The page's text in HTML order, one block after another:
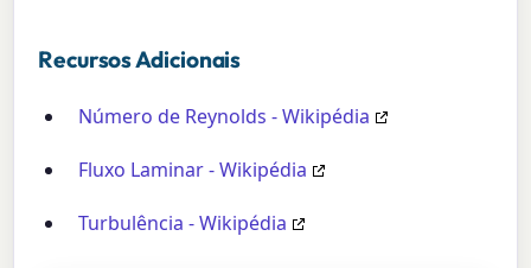
Recursos Adicionais
Número de Reynolds - Wikipédia
Fluxo Laminar - Wikipédia
Turbulência - Wikipédia